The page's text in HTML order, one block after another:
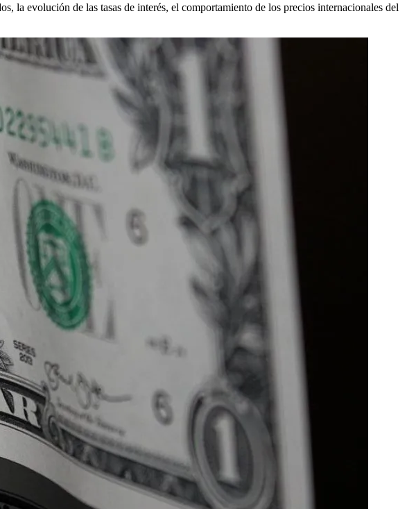
la evolución de las tasas de interés, el comportamiento de los precios internacionales del